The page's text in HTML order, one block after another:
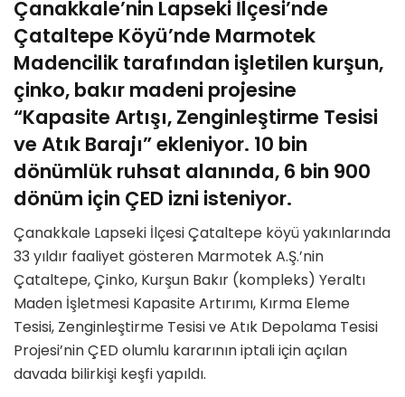
Çanakkale’nin Lapseki İlçesi’nde
Çataltepe Köyü’nde Marmotek
Madencilik tarafından işletilen kurşun,
çinko, bakır madeni projesine
“Kapasite Artışı, Zenginleştirme Tesisi
ve Atık Barajı” ekleniyor. 10 bin
dönümlük ruhsat alanında, 6 bin 900
dönüm için ÇED izni isteniyor.
Çanakkale Lapseki İlçesi Çataltepe köyü yakınlarında
33 yıldır faaliyet gösteren Marmotek A.Ş.’nin
Çataltepe, Çinko, Kurşun Bakır (kompleks) Yeraltı
Maden İşletmesi Kapasite Artırımı, Kırma Eleme
Tesisi, Zenginleştirme Tesisi ve Atık Depolama Tesisi
Projesi’nin ÇED olumlu kararının iptali için açılan
davada bilirkişi keşfi yapıldı.